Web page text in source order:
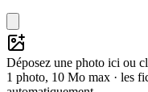
Déposez une photo ici ou
1 photo, 10 Mo max · les